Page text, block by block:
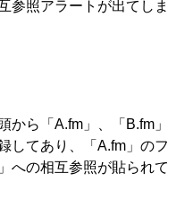
参照アラートが出てしま
から「A.fm」、「B.fm」
してあり、「A.fm」のフ
への相互参照が貼られて